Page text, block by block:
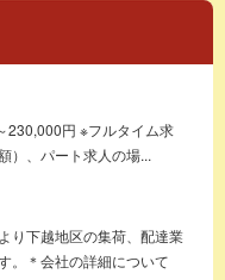
230,000円 ※フルタイム求
）、パート求人の場...
り下越地区の集荷、配達業
。＊会社の詳細について